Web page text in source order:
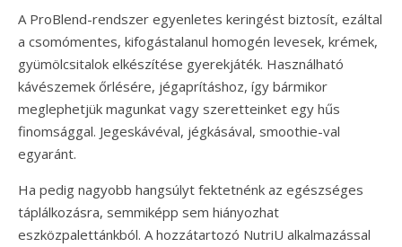
A ProBlend-rendszer egyenletes keringést biztosít, ezáltal
a csomómentes, kifogástalanul homogén levesek, krémek,
gyümölcsitalok elkészítése gyerekjáték. Használható
kávészemek őrlésére, jégaprításhoz, így bármikor
meglephetjük magunkat vagy szeretteinket egy hűs
finomsággal. Jegeskávéval, jégkásával, smoothie-val
egyaránt.
Ha pedig nagyobb hangsúlyt fektetnénk az egészséges
táplálkozásra, semmiképp sem hiányozhat
eszközpalettánkból. A hozzátartozó NutriU alkalmazással